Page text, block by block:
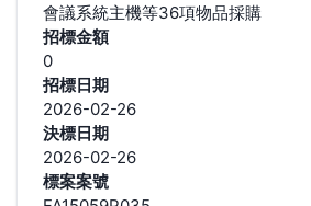
會議系統主機等36項物品採購
招標金額
0
招標日期
2026-02-26
決標日期
2026-02-26
標案案號